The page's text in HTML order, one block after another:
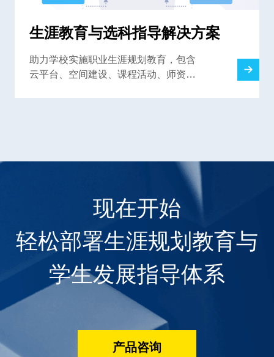
生涯教育与选科指导解决方案
助力学校实施职业生涯规划教育，包含
云平台、空间建设、课程活动、师资培
现在开始
轻松部署生涯规划教育与
学生发展指导体系
产品咨询